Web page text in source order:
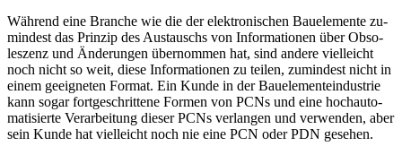
Während eine Branche wie die der elek­tro­ni­schen Bau­ele­mente zu­
min­dest das Prinzip des Aus­tauschs von In­for­ma­tionen über Ob­so­
les­zenz und Än­de­rungen über­nom­men hat, sind andere viel­leicht
noch nicht so weit, diese Infor­ma­tionen zu teilen, zumindest nicht in
einem ge­eig­ne­ten Format. Ein Kunde in der Bau­ele­mente­in­dustrie
kann sogar fort­ge­schrit­tene Formen von PCNs und eine hoch­auto­
ma­ti­sierte Ver­ar­bei­tung dieser PCNs ver­lan­gen und ver­wen­den, aber
sein Kunde hat viel­leicht noch nie eine PCN oder PDN gesehen.